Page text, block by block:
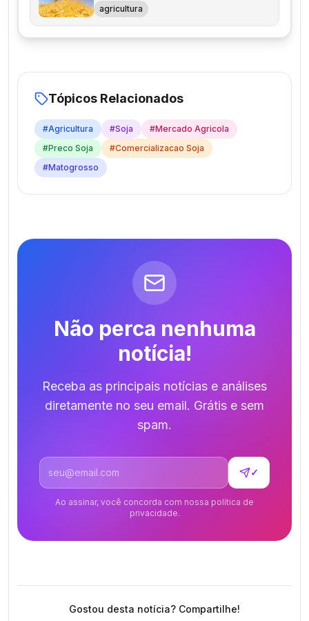
agricultura
Tópicos Relacionados
#Agricultura #Soja #Mercado Agricola
#Preco Soja #Comercializacao Soja
#Matogrosso
Não perca nenhuma
notícia!
Receba as principais notícias e análises
diretamente no seu email. Grátis e sem
spam.
Endereço de email
✓
Ao assinar, você concorda com nossa política de
privacidade.
Gostou desta notícia? Compartilhe!